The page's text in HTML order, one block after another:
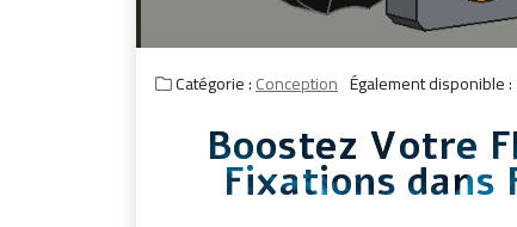
Catégorie :Conception Également disponible :
Boostez Votre
Fixations dans